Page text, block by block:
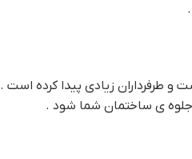
طرفرداران زیادی پیدا کرده است .
جلوه ی ساختمان شما شود .